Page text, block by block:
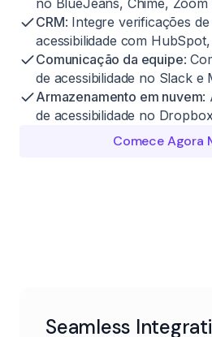
CRM: Integre verificações
acessibilidade com
Comunicação da equipe:
de acessibilidade no Slack e
Armazenamento em nuvem:
de acessibilidade no
Comece Agora
Seamless